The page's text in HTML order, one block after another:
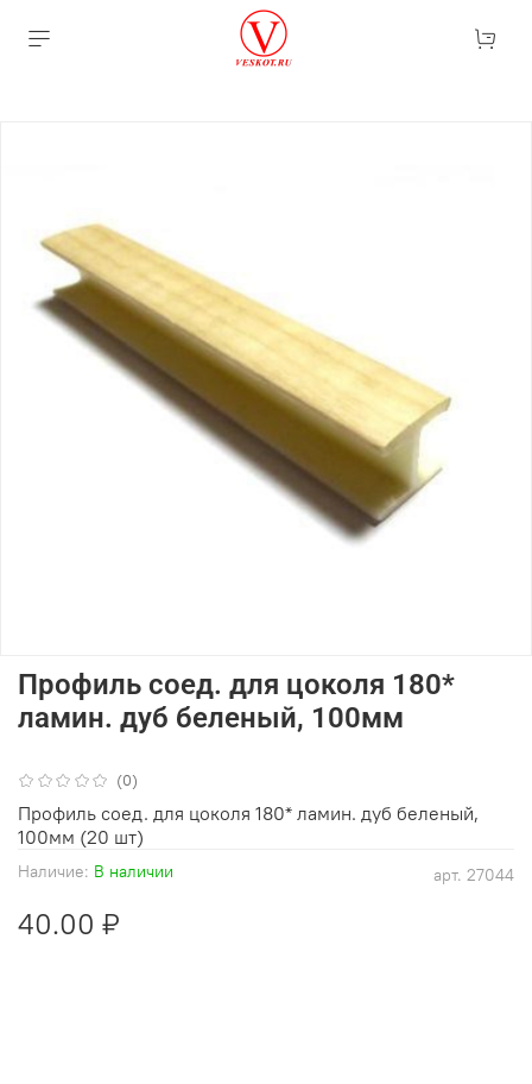
(0)
арт. 27044
Наличие: В наличии
Профиль соед. для цоколя 180*
ламин. дуб беленый, 100мм
40.00 ₽
Профиль соед. для цоколя 180* ламин. дуб беленый,
100мм (20 шт)